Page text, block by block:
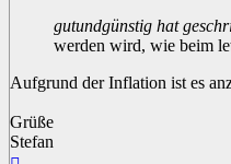
gutundgünstig hat
werden wird, wie beim
Aufgrund der Inflation ist es
Grüße
Stefan